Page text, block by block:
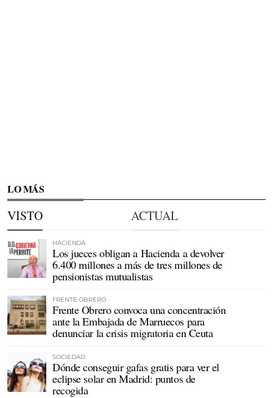
LO MÁS
VISTO ACTUAL
HACIENDA
Los jueces obligan a Hacienda a devolver
6.400 millones a más de tres millones de
pensionistas mutualistas
FRENTE OBRERO
Frente Obrero convoca una concentración
ante la Embajada de Marruecos para
denunciar la crisis migratoria en Ceuta
SOCIEDAD
Dónde conseguir gafas gratis para ver el
eclipse solar en Madrid: puntos de
recogida